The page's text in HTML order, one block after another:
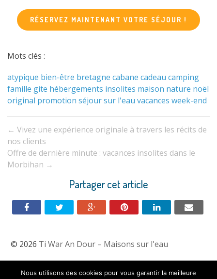
RÉSERVEZ MAINTENANT VOTRE SÉJOUR !
Mots clés :
atypique bien-être bretagne cabane cadeau camping
famille gite hébergements insolites maison nature noël
original promotion séjoursur l'eau vacances week-end
Navigation
entre
les
← Vivez une expérience originale à travers les récits de
nos clients
Offre de dernière minute : vacances insolites dans le
Morbihan →
Partager cet article
© 2026 Ti War An Dour – Maisons sur l'eau
Nous utilisons des cookies pour vous garantir la meilleure